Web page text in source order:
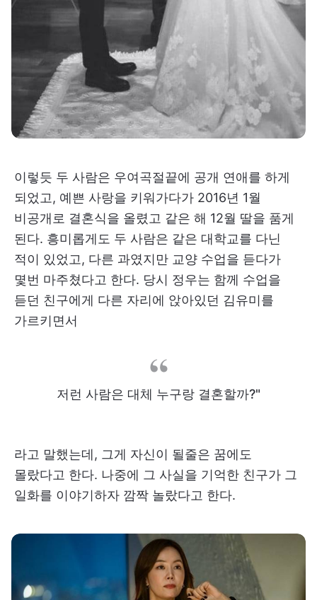
이렇듯 두 사람은 우여곡절끝에 공개 연애를 하게
되었고, 예쁜 사랑을 키워가다가 2016년 1월
비공개로 결혼식을 올렸고 같은 해 12월 딸을 품게
된다. 흥미롭게도 두 사람은 같은 대학교를 다닌
적이 있었고, 다른 과였지만 교양 수업을 듣다가
몇번 마주쳤다고 한다. 당시 정우는 함께 수업을
듣던 친구에게 다른 자리에 앉아있던 김유미를
가르키면서
저런 사람은 대체 누구랑 결혼할까?"
라고 말했는데, 그게 자신이 될줄은 꿈에도
몰랐다고 한다. 나중에 그 사실을 기억한 친구가 그
일화를 이야기하자 깜짝 놀랐다고 한다.